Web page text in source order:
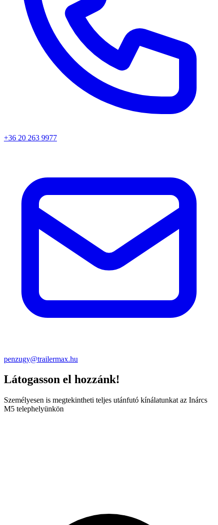
+36 20 263 9977
penzugy@trailermax.hu
Látogasson el hozzánk!
Személyesen is megtekintheti teljes utánfutó kínálatunkat az Inárcs
M5 telephelyünkön